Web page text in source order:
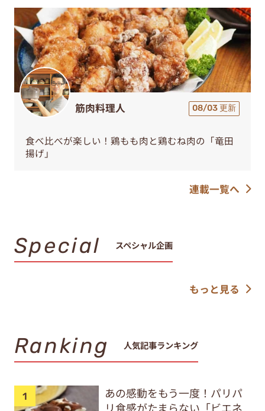
筋肉料理人 08/03 更新
食べ比べが楽しい！鶏もも肉と鶏むね肉の「竜田
揚げ」
連載一覧へ
Special スペシャル企画
もっと見る
Ranking 人気記事ランキング
あの感動をもう一度！パリパ
リ食感がたまらない「ビエネ